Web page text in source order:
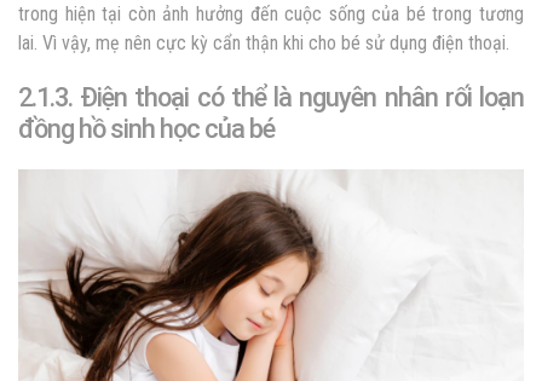
trong hiện tại còn ảnh hưởng đến cuộc sống của bé trong tương
lai. Vì vậy, mẹ nên cực kỳ cẩn thận khi cho bé sử dụng điện thoại.
2.1.3. Điện thoại có thể là nguyên nhân rối loạn
đồng hồ sinh học của bé